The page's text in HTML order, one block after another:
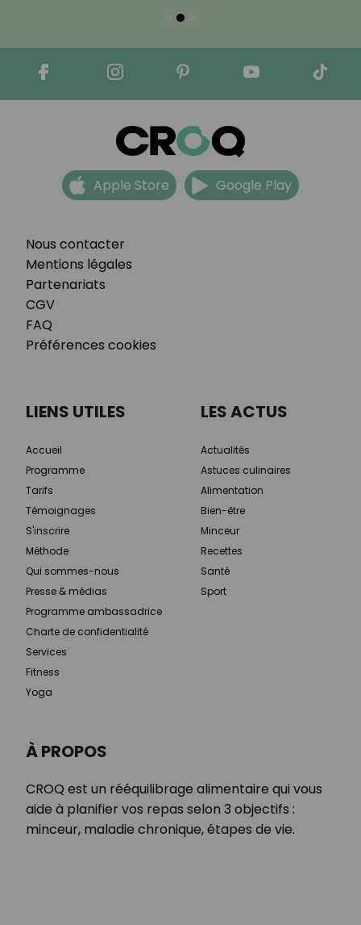
Nous contacter
Mentions légales
Partenariats
CGV
FAQ
Préférences cookies
Apple Store Google Play
À PROPOS
CROQ est un rééquilibrage alimentaire qui vous
aide à planifier vos repas selon 3 objectifs :
minceur, maladie chronique, étapes de vie.
LIENS UTILES
Accueil
Programme
Tarifs
Témoignages
S'inscrire
Méthode
Qui sommes-nous
Presse & médias
Programme ambassadrice
Charte de confidentialité
Services
Fitness
Yoga
LES ACTUS
Actualités
Astuces culinaires
Alimentation
Bien-être
Minceur
Recettes
Santé
Sport